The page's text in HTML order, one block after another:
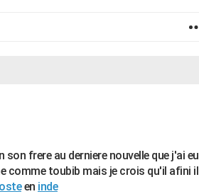
frere au derniere nouvelle que j'ai eu
comme toubib mais je crois qu'il afini il
en inde